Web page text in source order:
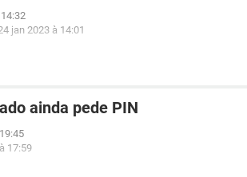
jan 2023 à 14:01
ainda pede PIN
17:59